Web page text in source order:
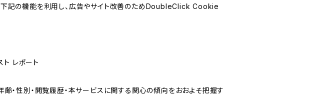
下記の機能を利用し、広告やサイト改善のためDoubleClick Cookie
レポート
性別・閲覧履歴・本サービスに関する関心の傾向をおおよそ把握す